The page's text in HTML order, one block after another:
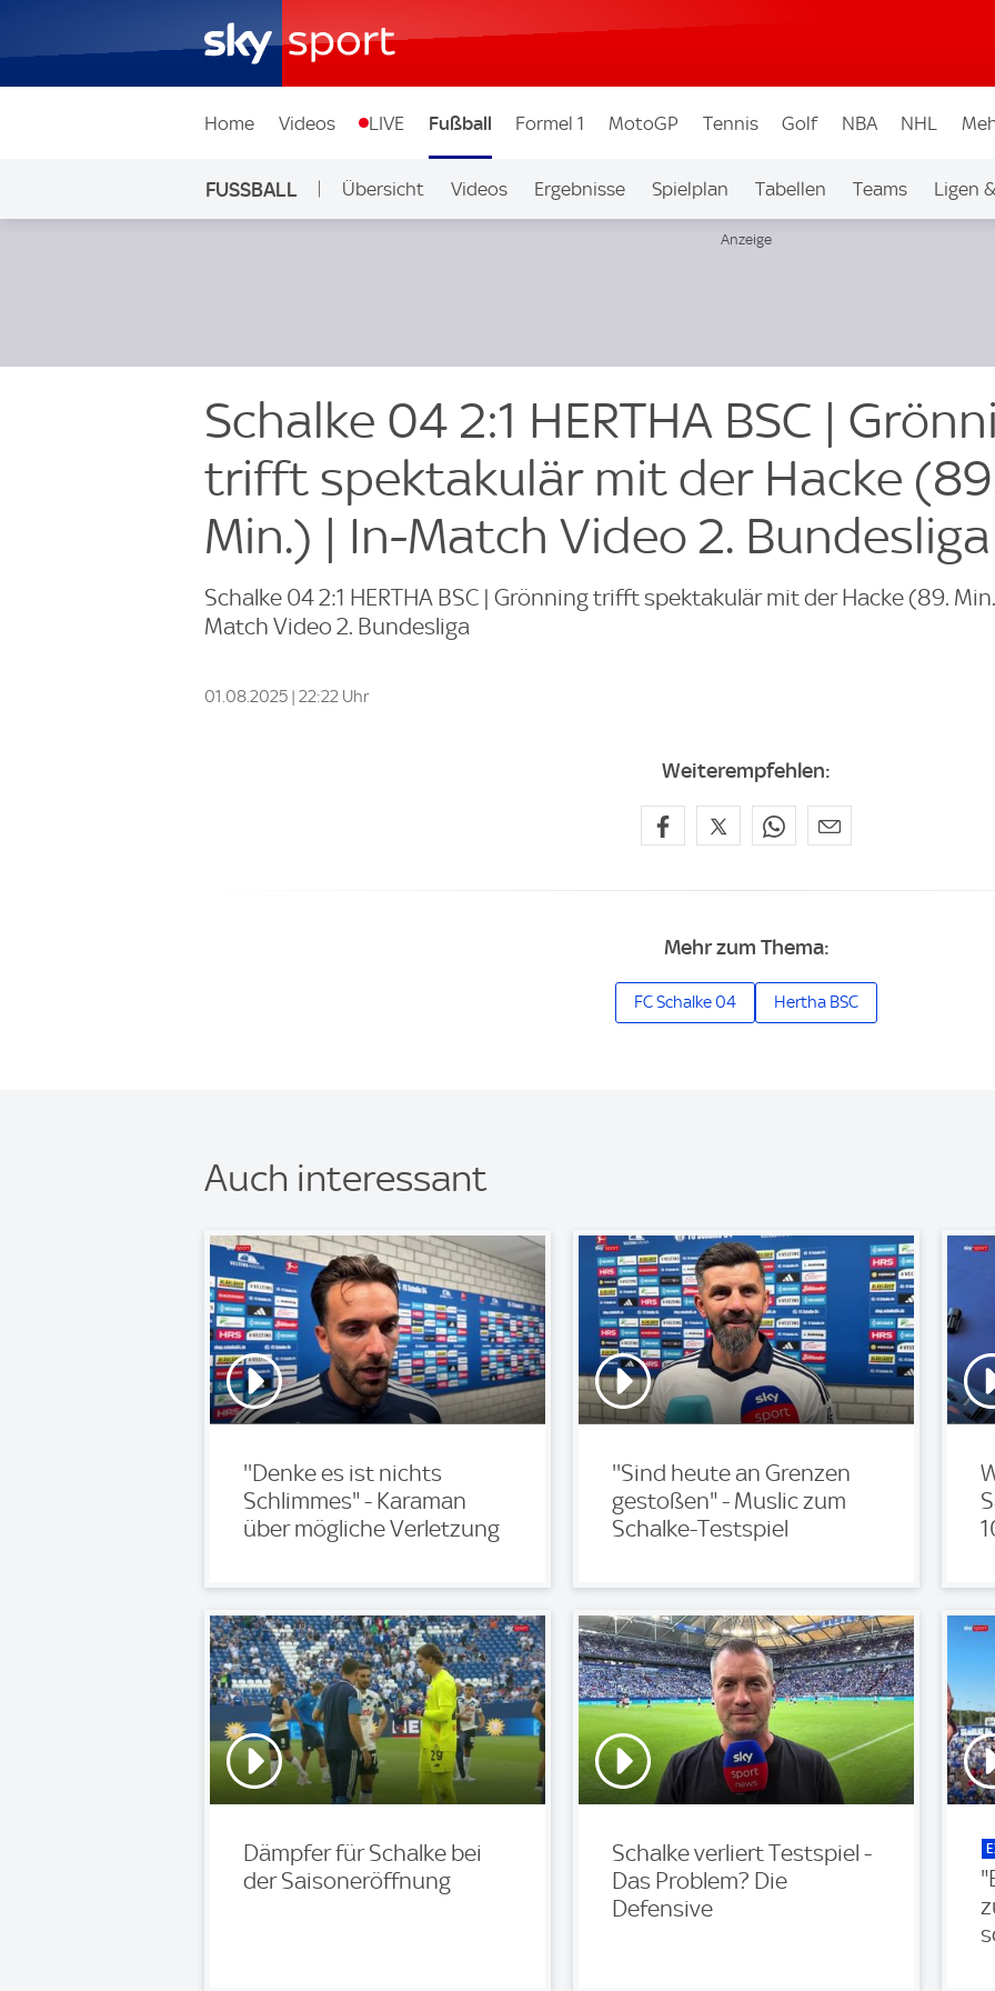
Home Videos LIVE Fußball Formel 1 MotoGP Tennis Golf NBA NHL
FUSSBALL Übersicht Videos Ergebnisse Spielplan Tabellen Teams Ligen
Schalke 04 2:1 HERTHA BSC |
trifft spektakulär mit der Hacke
Min.) | In-Match Video 2. Bundesliga
Schalke 04 2:1 HERTHA BSC | Grönning trifft spektakulär mit der Hacke (89.
Match Video 2. Bundesliga
01.08.2025 | 22:22 Uhr
Weiterempfehlen:
Mehr zum Thema:
FC Schalke 04 Hertha BSC
Auch interessant
''Denke es ist nichts
Schlimmes" - Karaman
über mögliche Verletzung
''Sind heute an Grenzen
gestoßen" - Muslic zum
Schalke-Testspiel
Dämpfer für Schalke bei
der Saisoneröffnung
Schalke verliert Testspiel -
Das Problem? Die
Defensive